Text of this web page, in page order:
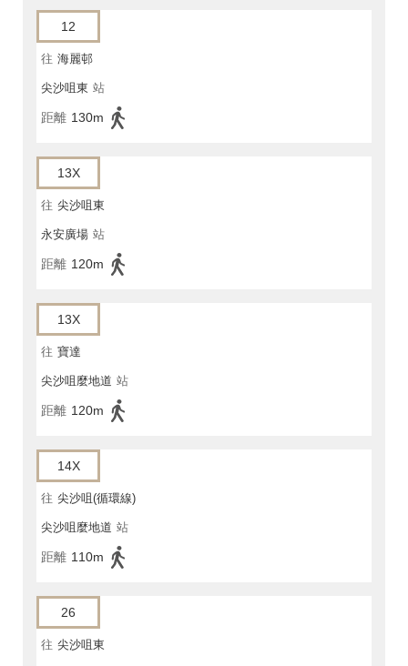
12
往 海麗邨
尖沙咀東 站
距離 130m
13X
往 尖沙咀東
永安廣場 站
距離 120m
13X
往 寶達
尖沙咀麼地道 站
距離 120m
14X
往 尖沙咀(循環線)
尖沙咀麼地道 站
距離 110m
26
往 尖沙咀東